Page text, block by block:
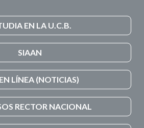
EN LA U.C.B.
SIAAN
LÍNEA (NOTICIAS)
RECTOR NACIONAL